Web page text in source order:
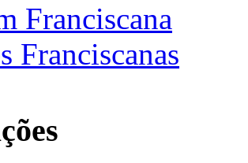
Franciscana
Franciscanas